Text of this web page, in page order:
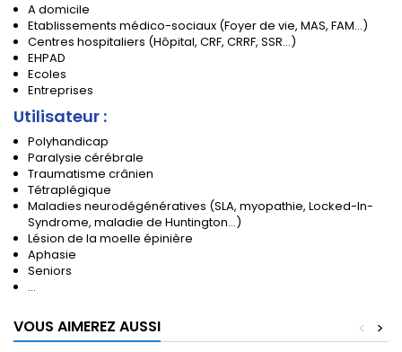
A domicile
Etablissements médico-sociaux (Foyer de vie, MAS, FAM...)
Centres hospitaliers (Hôpital, CRF, CRRF, SSR...)
EHPAD
Ecoles
Entreprises
Utilisateur :
Polyhandicap
Paralysie cérébrale
Traumatisme crânien
Tétraplégique
Maladies neurodégénératives (SLA, myopathie, Locked-In-
Syndrome, maladie de Huntington...)
Lésion de la moelle épinière
Aphasie
Seniors
...
VOUS AIMEREZ AUSSI >
<